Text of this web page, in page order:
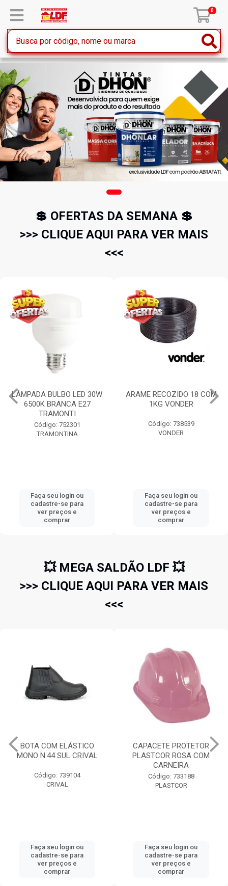
0
💲 OFERTAS DA SEMANA 💲
>>> CLIQUE AQUI PARA VER MAIS
<<<
LÂMPADA BULBO LED 30W
6500K BRANCA E27
TRAMONTI
Código: 752301
TRAMONTINA
Faça seu login ou
cadastre-se para
ver preços e
comprar
ARAME RECOZIDO 18 COM
1KG VONDER
Código: 738539
VONDER
Faça seu login ou
cadastre-se para
ver preços e
comprar
💥 MEGA SALDÃO LDF 💥
>>> CLIQUE AQUI PARA VER MAIS
<<<
BOTA COM ELÁSTICO
MONO N.44 SUL CRIVAL
Código: 739104
CRIVAL
Faça seu login ou
cadastre-se para
ver preços e
comprar
CAPACETE PROTETOR
PLASTCOR ROSA COM
CARNEIRA
Código: 733188
PLASTCOR
Faça seu login ou
cadastre-se para
ver preços e
comprar